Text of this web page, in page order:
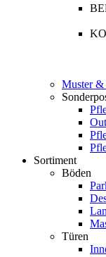
Muster &
Sortiment
Böden
Türen